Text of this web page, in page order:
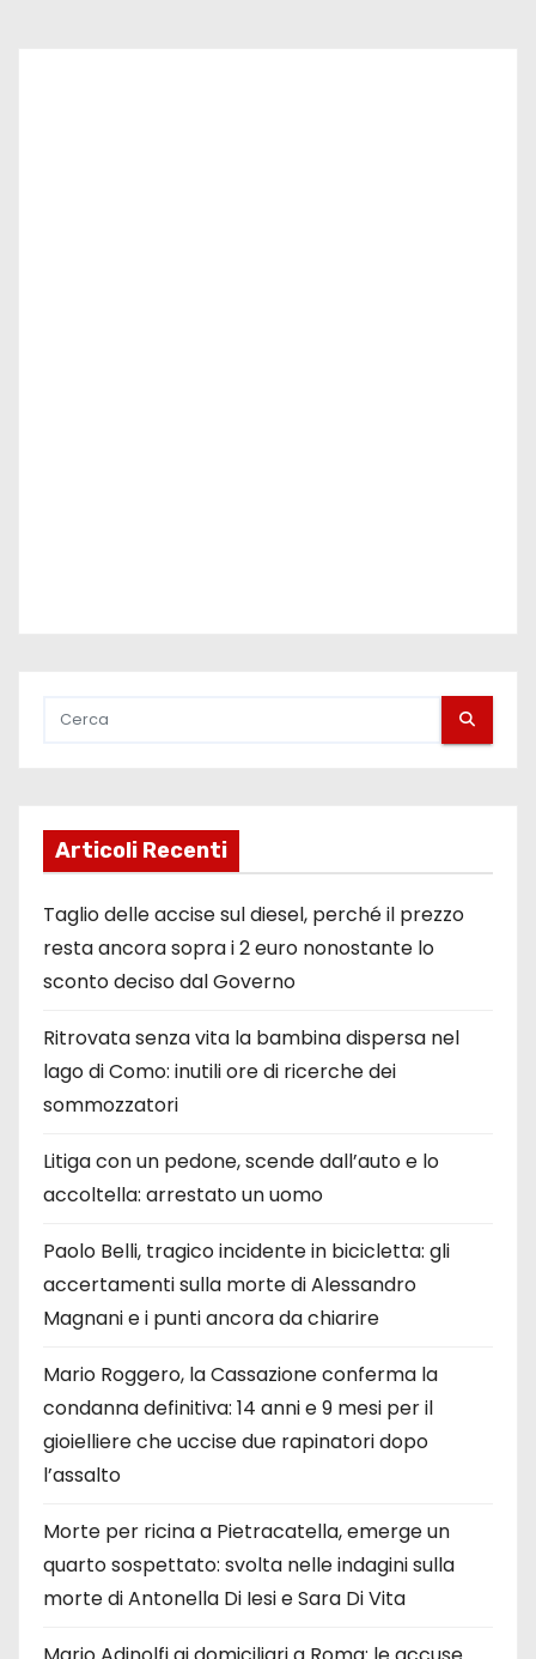
Articoli Recenti
Taglio delle accise sul diesel, perché il prezzo
resta ancora sopra i 2 euro nonostante lo
sconto deciso dal Governo
Ritrovata senza vita la bambina dispersa nel
lago di Como: inutili ore di ricerche dei
sommozzatori
Litiga con un pedone, scende dall’auto e lo
accoltella: arrestato un uomo
Paolo Belli, tragico incidente in bicicletta: gli
accertamenti sulla morte di Alessandro
Magnani e i punti ancora da chiarire
Mario Roggero, la Cassazione conferma la
condanna definitiva: 14 anni e 9 mesi per il
gioielliere che uccise due rapinatori dopo
l’assalto
Morte per ricina a Pietracatella, emerge un
quarto sospettato: svolta nelle indagini sulla
morte di Antonella Di Iesi e Sara Di Vita